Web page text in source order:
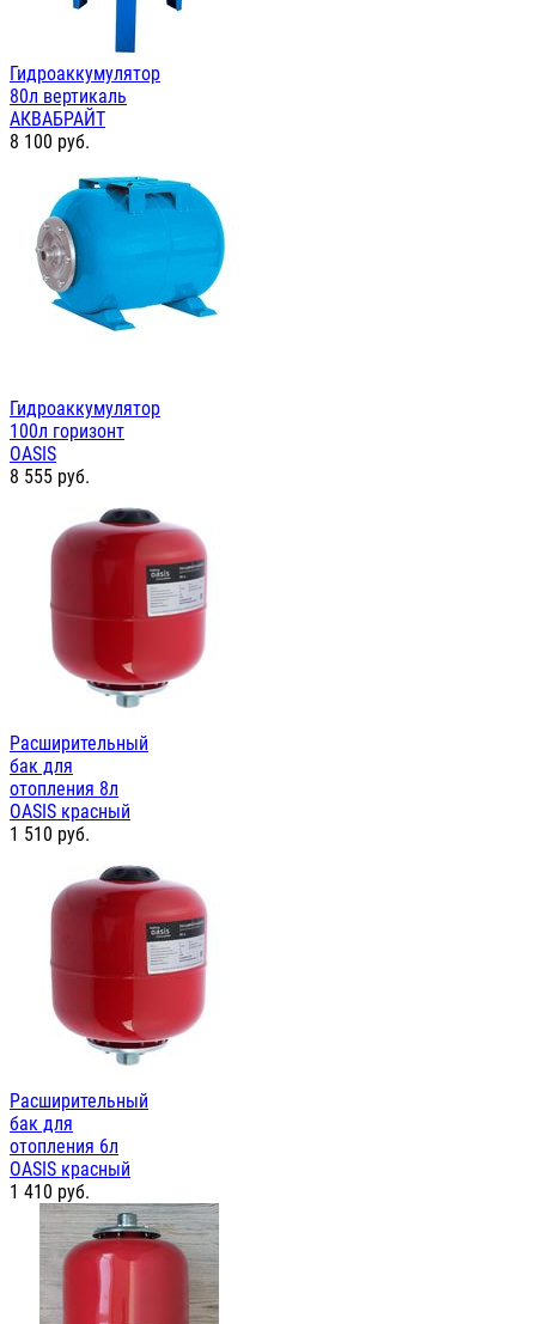
Гидроаккумулятор
80л вертикаль
АКВАБРАЙТ
8 100 руб.
Гидроаккумулятор
100л горизонт
OASIS
8 555 руб.
Расширительный
бак для
отопления 8л
OASIS красный
1 510 руб.
Расширительный
бак для
отопления 6л
OASIS красный
1 410 руб.